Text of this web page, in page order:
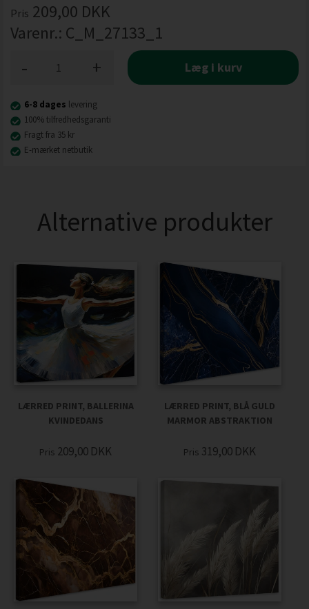
Pris 209,00 DKK
Varenr.: C_M_27133_1
+
- Læg i kurv
6-8 dages levering
100% tilfredhedsgaranti
Fragt fra 35 kr
E-mærket netbutik
Alternative produkter
LÆRRED PRINT, BALLERINA
KVINDEDANS
Pris 209,00 DKK
LÆRRED PRINT, BLÅ GULD
MARMOR ABSTRAKTION
Pris 319,00 DKK